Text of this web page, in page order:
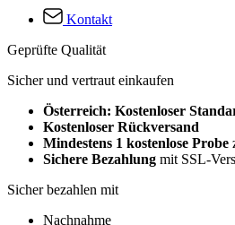
Kontakt
Geprüfte Qualität
Sicher und vertraut einkaufen
Österreich: Kostenloser
Kostenloser Rückversand
Mindestens 1 kostenlose Probe
Sichere Bezahlung mit SSL-
Sicher bezahlen mit
Nachnahme